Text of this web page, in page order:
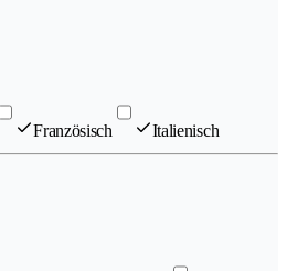
Französisch Italienisch